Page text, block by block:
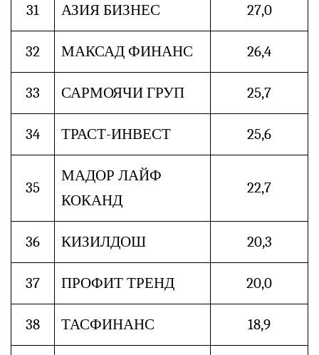
31 АЗИЯ БИЗНЕС 27,0
32 МАКСАД ФИНАНС 26,4
33 САРМОЯЧИ ГРУП 25,7
34 ТРАСТ-ИНВЕСТ 25,6
35
МАДОР ЛАЙФ
КОКАНД
22,7
36 КИЗИЛДОШ 20,3
37 ПРОФИТ ТРЕНД 20,0
38 ТАСФИНАНС 18,9